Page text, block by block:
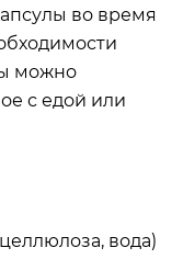
во время
можно
с едой или
вода)